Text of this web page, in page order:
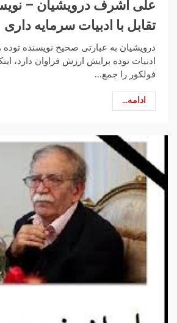
علی اشرف درویشیان –
تقابل با ادبیات سرمایه داری
درویشیان به عبارتی صحیح نویسنده توده
ادبیات توده برایش ارزش فراوان دارد،
فولکور را جمع...
ادامه...